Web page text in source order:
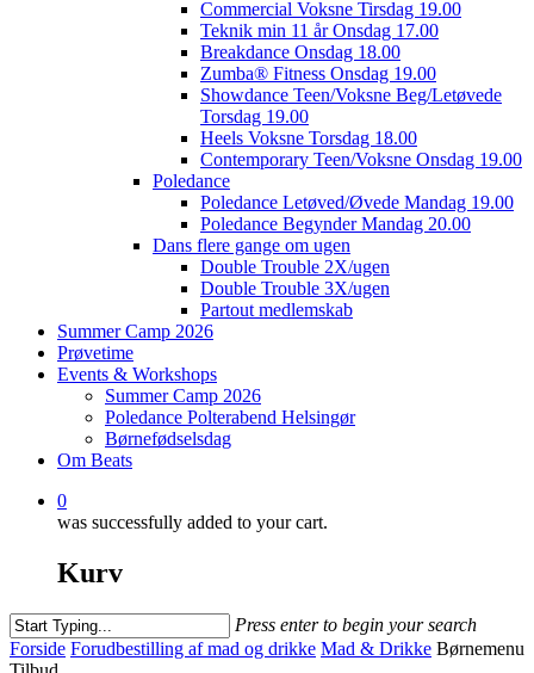
Commercial Voksne Tirsdag 19.00
Teknik min 11 år Onsdag 17.00
Breakdance Onsdag 18.00
Zumba® Fitness Onsdag 19.00
Showdance Teen/Voksne Beg/Letøvede
Torsdag 19.00
Heels Voksne Torsdag 18.00
Contemporary Teen/Voksne Onsdag 19.00
Poledance
Poledance Letøved/Øvede Mandag 19.00
Poledance Begynder Mandag 20.00
Dans flere gange om ugen
Double Trouble 2X/ugen
Double Trouble 3X/ugen
Partout medlemskab
Summer Camp 2026
Prøvetime
Events & Workshops
Summer Camp 2026
Poledance Polterabend Helsingør
Børnefødselsdag
Om Beats
0
was successfully added to your cart.
Kurv
Press enter to begin your search
Close
Search
Forside Forudbestilling af mad og drikke Mad & Drikke Børnemenu